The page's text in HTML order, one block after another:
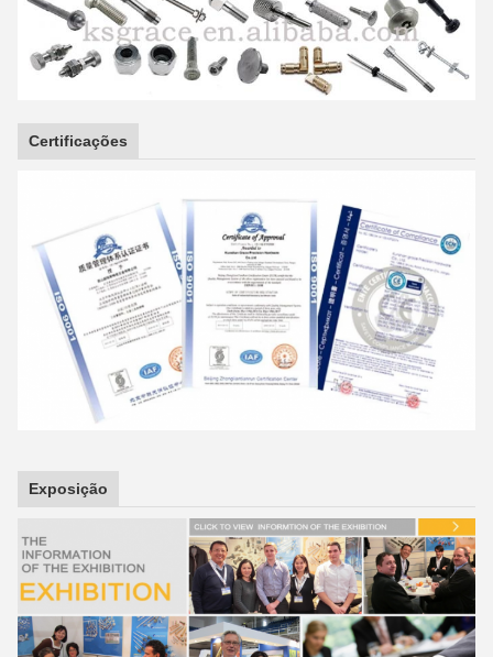
Certificações
Exposição